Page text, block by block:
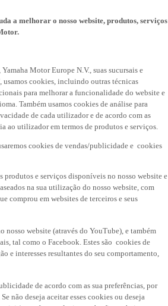
a melhorar o nosso website, produtos, serviços
Motor Europe N.V., suas sucursais e
cookies, incluindo outras técnicas
para melhorar a funcionalidade do website e
Também usamos cookies de análise para
de cada utilizador e de acordo com as
ao utilizador em termos de produtos e serviços.
cookies de vendas/publicidade e cookies
produtos e serviços disponíveis no nosso website e
na sua utilização do nosso website, com
comprou em websites de terceiros e seus
website (através do YouTube), e também
tal como o Facebook. Estes são cookies de
e interesses resultantes do seu comportamento,
de acordo com as sua preferências, por
não deseja aceitar esses cookies ou deseja